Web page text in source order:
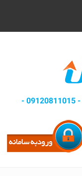
فروش و پشتيبانی : 09132092853 - 09120811015 -